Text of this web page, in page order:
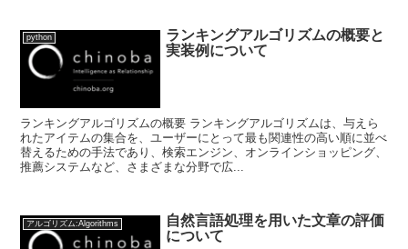
python
ランキングアルゴリズムの概要と
実装例について
ランキングアルゴリズムの概要 ランキングアルゴリズムは、与えら
れたアイテムの集合を、ユーザーにとって最も関連性の高い順に並べ
替えるための手法であり、検索エンジン、オンラインショッピング、
推薦システムなど、さまざまな分野で広...
アルゴリズム:Algorithms
自然言語処理を用いた文章の評価
について